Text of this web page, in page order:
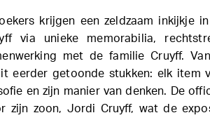
krijgen een zeldzaam inkijkje
via unieke memorabilia,
met de familie Cruyff.
eerder getoonde stukken: elk item
en zijn manier van denken. De
zijn zoon, Jordi Cruyff, wat de